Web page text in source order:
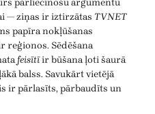
pārliecinošu argumentu
— ziņas ir iztirzātas TVNET
papīra nokļūšanas
reģionos. Sēdēšana
feisītīir būšana ļoti šaurā
balss. Savukārt vietējā
ir pārlasīts, pārbaudīts un